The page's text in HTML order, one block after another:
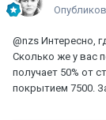
@nzs Интересно,
Сколько же у вас
получает 50% от
покрытием 7500.